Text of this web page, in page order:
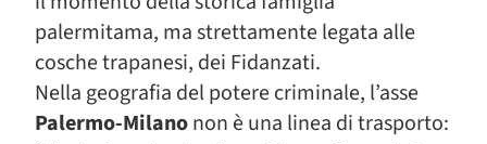
palermitama, ma strettamente legata alle
cosche trapanesi, dei Fidanzati.
Nella geografia del potere criminale, l’asse
Palermo-Milanonon è una linea di trasporto: